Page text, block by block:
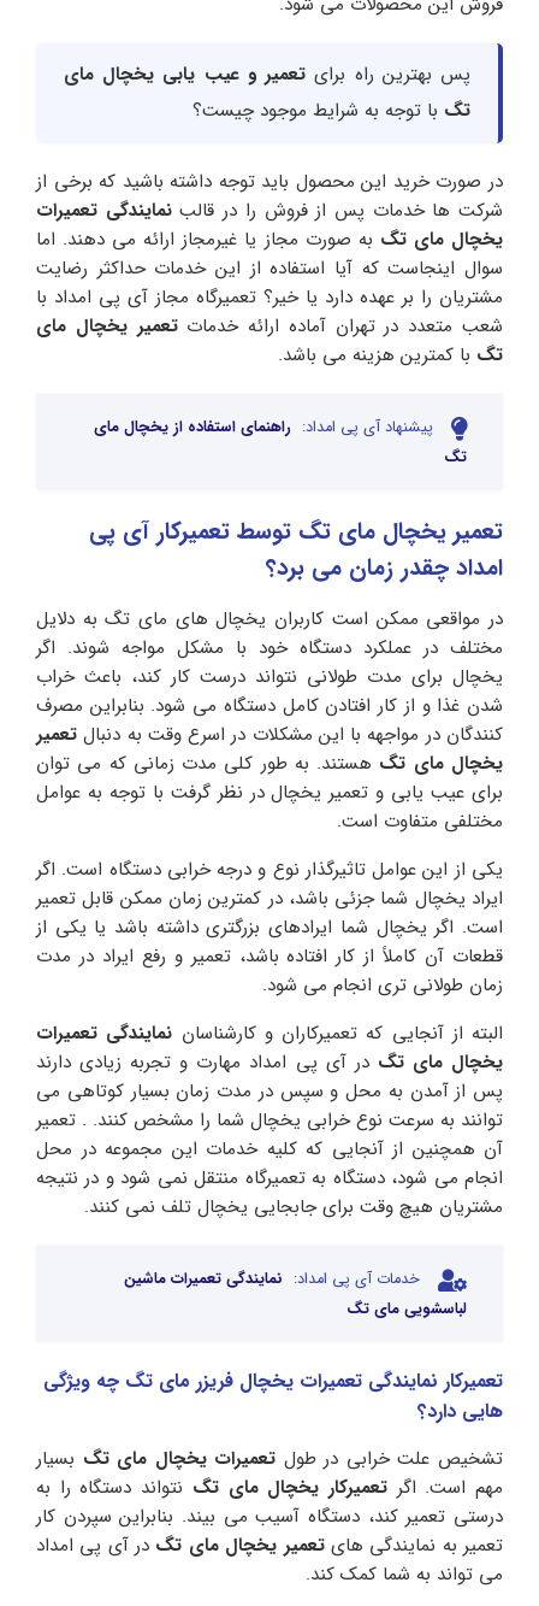
پس بهترین راه برایتعمیر و عیب یابی یخچال مای
تگ با توجه به شرایط موجود چیست؟
در صورت خرید این محصول باید توجه داشته باشید که برخی از
شرکت ها خدمات پس از فروش را در قالبنمایندگی تعمیرات
یخچال مای تگ به صورت مجاز یا غیرمجاز ارائه می دهند. اما
سوال اینجاست که آیا استفاده از این خدمات حداکثر رضایت
مشتریان را بر عهده دارد یا خیر؟ تعمیرگاه مجاز آی پی امداد با
شعب متعدد در تهران آماده ارائه خدماتتعمیر یخچال مای
تگ با کمترین هزینه می باشد.
پیشنهاد آی پی امداد: راهنمای استفاده از یخچال مای
تگ
تعمیر یخچال مای تگ توسط تعمیرکار آی پی
امداد چقدر زمان می برد؟
در مواقعی ممکن است کاربران یخچال های مای تگ به دلایل
مختلف در عملکرد دستگاه خود با مشکل مواجه شوند. اگر
یخچال برای مدت طولانی نتواند درست کار کند، باعث خراب
شدن غذا و از کار افتادن کامل دستگاه می شود. بنابراین مصرف
کنندگان در مواجهه با این مشکلات در اسرع وقت به دنبالتعمیر
یخچال مای تگ هستند. به طور کلی مدت زمانی که می توان
برای عیب یابی و تعمیر یخچال در نظر گرفت با توجه به عوامل
مختلفی متفاوت است.
یکی از این عوامل تاثیرگذار نوع و درجه خرابی دستگاه است. اگر
ایراد یخچال شما جزئی باشد، در کمترین زمان ممکن قابل تعمیر
است. اگر یخچال شما ایرادهای بزرگتری داشته باشد یا یکی از
قطعات آن کاملاً از کار افتاده باشد، تعمیر و رفع ایراد در مدت
زمان طولانی تری انجام می شود.
البته از آنجایی که تعمیرکاران و کارشناسان نمایندگی تعمیرات
یخچال مای تگ در آی پی امداد مهارت و تجربه زیادی دارند
پس از آمدن به محل و سپس در مدت زمان بسیار کوتاهی می
توانند به سرعت نوع خرابی یخچال شما را مشخص کنند. . تعمیر
آن همچنین از آنجایی که کلیه خدمات این مجموعه در محل
انجام می شود، دستگاه به تعمیرگاه منتقل نمی شود و در نتیجه
مشتریان هیچ وقت برای جابجایی یخچال تلف نمی کنند.
خدمات آی پی امداد: نمایندگی تعمیرات ماشین
لباسشویی مای تگ
تعمیرکار نمایندگی تعمیرات یخچال فریزر مای تگ چه ویژگی
هایی دارد؟
تشخیص علت خرابی در طول تعمیرات یخچال مای تگ بسیار
مهم است. اگر تعمیرکار یخچال مای تگ نتواند دستگاه را به
درستی تعمیر کند، دستگاه آسیب می بیند. بنابراین سپردن کار
تعمیر به نمایندگی هایتعمیر یخچال مای تگ در آی پی امداد
می تواند به شما کمک کند.